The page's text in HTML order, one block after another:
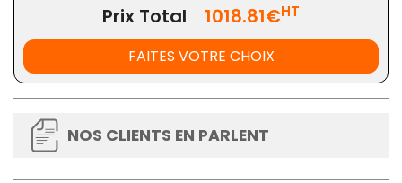
Prix Total 1018.81€HT
FAITES VOTRE CHOIX
NOS CLIENTS EN PARLENT